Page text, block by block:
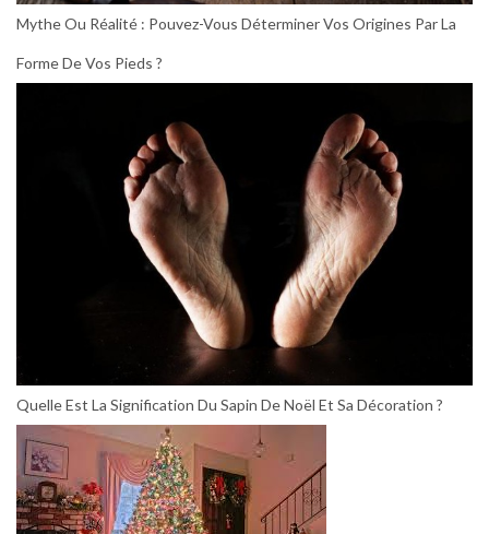
Mythe Ou Réalité : Pouvez-Vous Déterminer Vos Origines Par La
Forme De Vos Pieds ?
Quelle Est La Signification Du Sapin De Noël Et Sa Décoration ?